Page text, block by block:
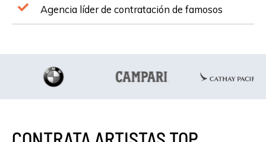
Agencia líder de contratación de famosos